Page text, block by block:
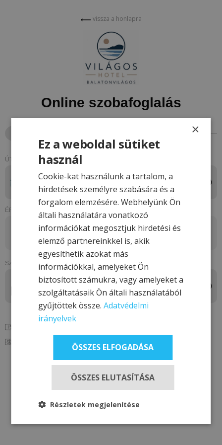
vissza a honlapra
Online szobafoglalás
ÚTICÉL
Világos Hotel Balatonvilágos
Balatonvilágos, Zrínyi út 135.
ÉRKEZÉS - ELUTAZÁS (ÉJSZAKÁK)
Válasszon dátumot!
-
SZOBÁK ÉS VENDÉGEK
1 szoba
2 felnőtt, 0 gyerek
Címletes ajándékutalvány beváltása
AJÁNLATOK KERESÉSE
×
Ez a weboldal sütiket
használ
Cookie-kat használunk a tartalom, a
hirdetések személyre szabására és a
forgalom elemzésére. Webhelyünk Ön
általi használatára vonatkozó
információkat megosztjuk hirdetési és
elemző partnereinkkel is, akik
egyesíthetik azokat más
információkkal, amelyeket Ön
biztosított számukra, vagy amelyeket a
szolgáltatásaik Ön általi használatából
gyűjtöttek össze.Adatvédelmi
irányelvek
ÖSSZES ELFOGADÁSA
ÖSSZES ELUTASÍTÁSA
Részletek megjelenítése